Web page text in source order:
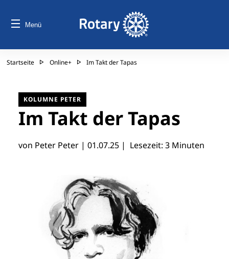
Menü
Startseite Online+ Im Takt der Tapas
KOLUMNE PETER
Im Takt der Tapas
von Peter Peter | 01.07.25 | Lesezeit: 3 Minuten